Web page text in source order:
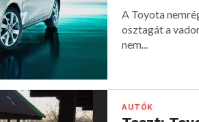
A Toyota
osztagát a
nem...
AUTÓK